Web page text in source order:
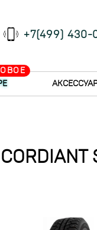
+7(499) 430-